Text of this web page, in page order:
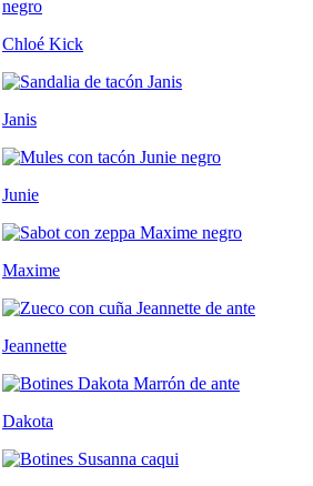
Chloé Kick
Janis
Junie
Maxime
Jeannette
Dakota